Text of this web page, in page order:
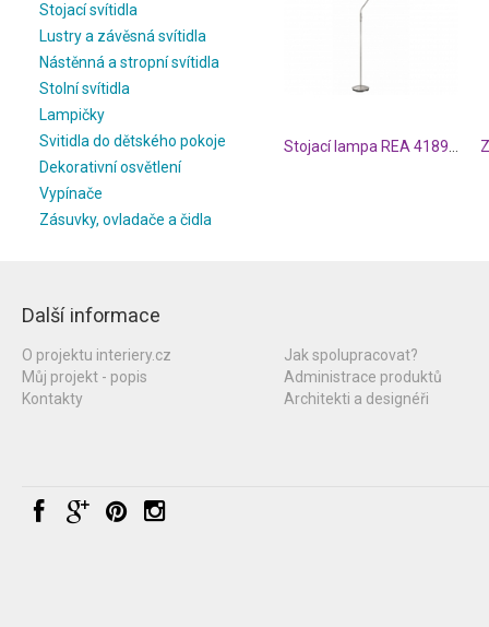
Stojací svítidla
Lustry a závěsná svítidla
Nástěnná a stropní svítidla
Stolní svítidla
Lampičky
Svitidla do dětského pokoje
Dekorativní osvětlení
Vypínače
Zásuvky, ovladače a čidla
Další informace
O projektu interiery.cz
Můj projekt - popis
Kontakty
Jak spolupracovat?
Administrace produktů
Architekti a designéři